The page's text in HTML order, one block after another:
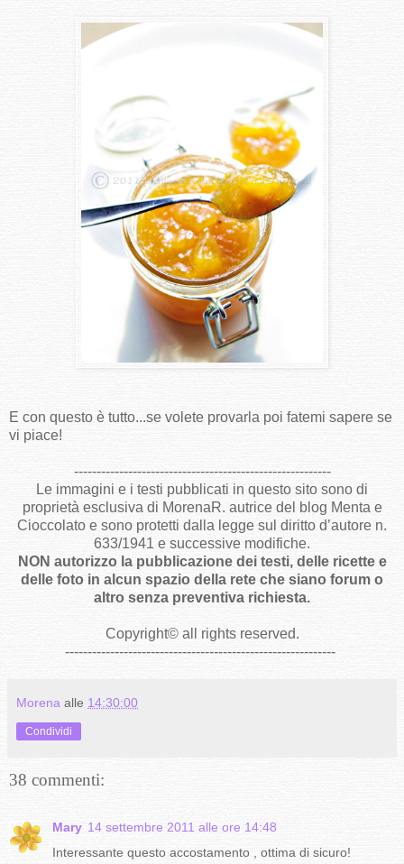
E con questo è tutto...se volete provarla poi fatemi sapere se
vi piace!
---------------------------------------------------------
Le immagini e i testi pubblicati in questo sito sono di
proprietà esclusiva di MorenaR. autrice del blog Menta e
Cioccolato e sono protetti dalla legge sul diritto d’autore n.
633/1941 e successive modifiche.
NON autorizzo la pubblicazione dei testi, delle ricette e
delle foto in alcun spazio della rete che siano forum o
altro senza preventiva richiesta.
Copyright© all rights reserved.
------------------------------------------------------------
Morena alle 14:30:00
Condividi
38 commenti:
Mary 14 settembre 2011 alle ore 14:48
Interessante questo accostamento , ottima di sicuro!